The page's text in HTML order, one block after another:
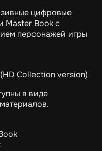
цифровые
Master Book с
персонажей игры
Collection version)
в виде